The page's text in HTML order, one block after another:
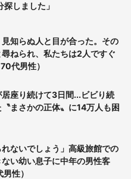
しました」
見知らぬ人と目が合った。その
ねられ、私たちは2人ですぐ
代男性）
座り続けて3日間...ビビり続
まさかの正体〟に14万人も困
れないでしょう」高級旅館での
い幼い息子に中年の男性客
性）